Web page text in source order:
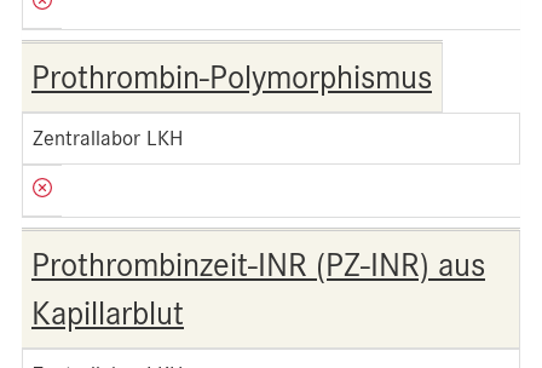
Prothrombin-Polymorphismus
Zentrallabor LKH
Prothrombinzeit-INR (PZ-INR) aus
Kapillarblut